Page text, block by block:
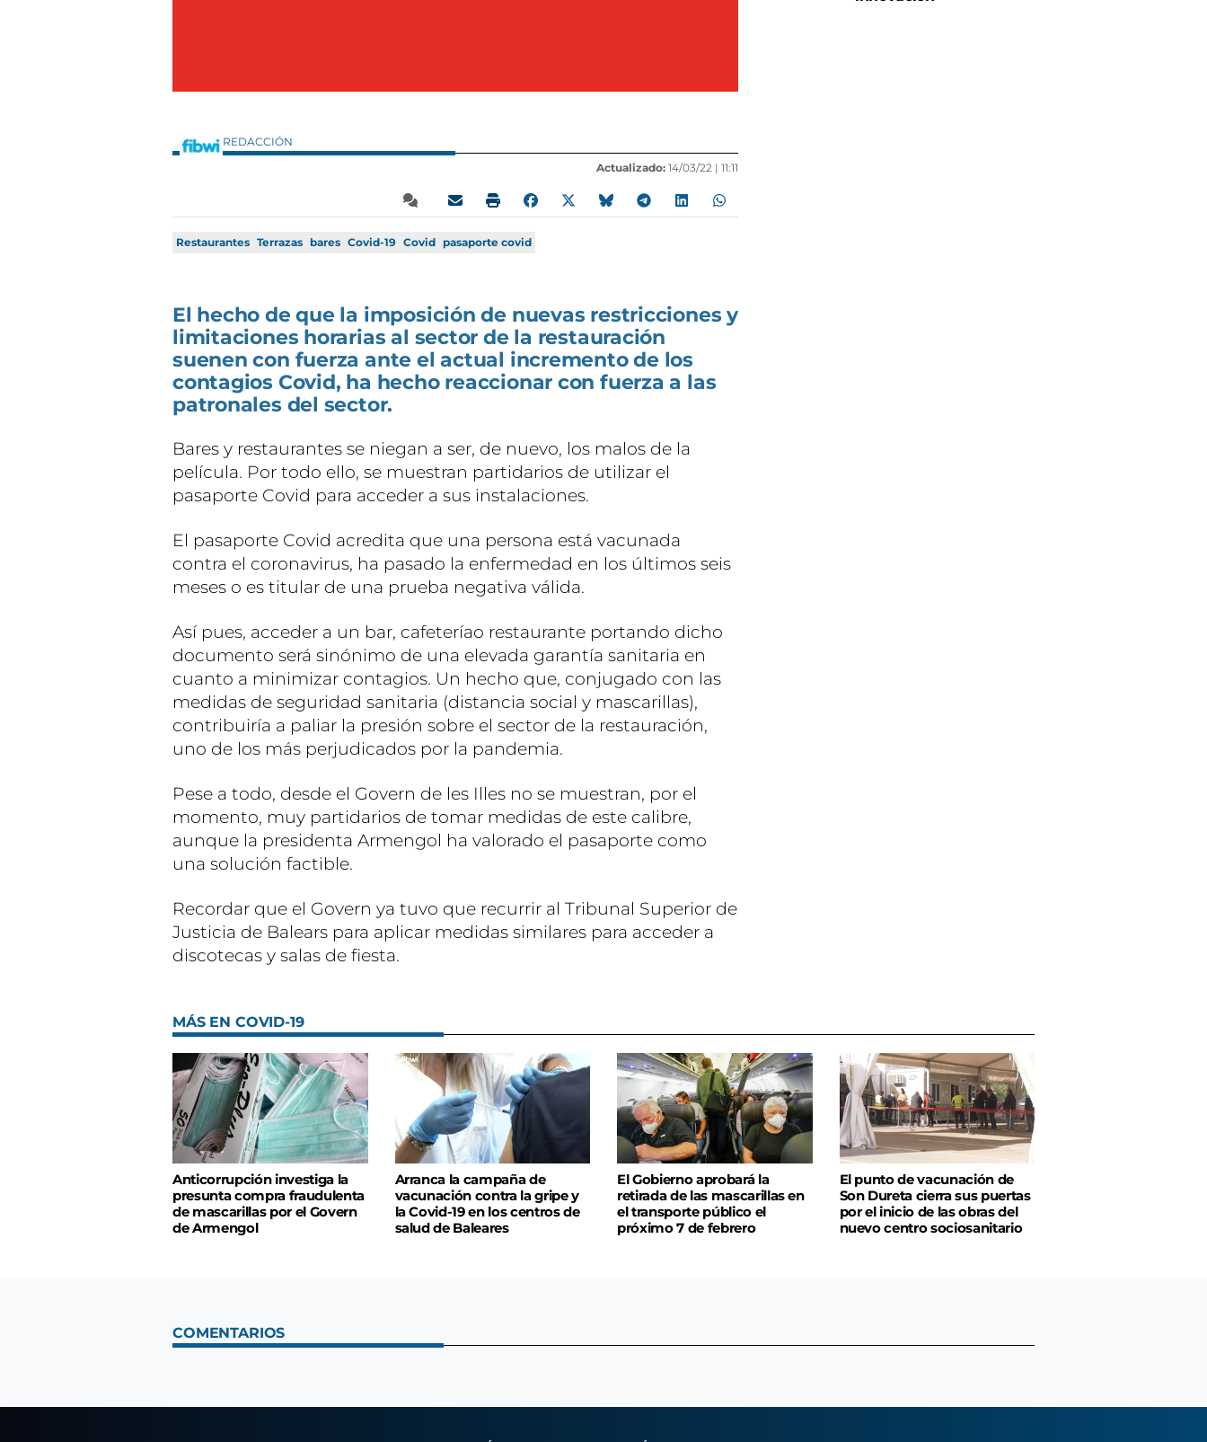
REDACCIÓN
Actualizado: 14/03/22 | 11:11
Restaurantes Terrazas bares Covid-19 Covid pasaporte covid
El hecho de que la imposición de nuevas restricciones y
limitaciones horarias al sector de la restauración
suenen con fuerza ante el actual incremento de los
contagios Covid, ha hecho reaccionar con fuerza a las
patronales del sector.
Bares y restaurantes se niegan a ser, de nuevo, los malos de la
película. Por todo ello, se muestran partidarios de utilizar el
pasaporte Covid para acceder a sus instalaciones.
El pasaporte Covid acredita que una persona está vacunada
contra el coronavirus, ha pasado la enfermedad en los últimos seis
meses o es titular de una prueba negativa válida.
Así pues, acceder a un bar, cafeteríao restaurante portando dicho
documento será sinónimo de una elevada garantía sanitaria en
cuanto a minimizar contagios. Un hecho que, conjugado con las
medidas de seguridad sanitaria (distancia social y mascarillas),
contribuiría a paliar la presión sobre el sector de la restauración,
uno de los más perjudicados por la pandemia.
Pese a todo, desde el Govern de les Illes no se muestran, por el
momento, muy partidarios de tomar medidas de este calibre,
aunque la presidenta Armengol ha valorado el pasaporte como
una solución factible.
Recordar que el Govern ya tuvo que recurrir al Tribunal Superior de
Justicia de Balears para aplicar medidas similares para acceder a
discotecas y salas de fiesta.
MÁS EN COVID-19
Anticorrupción investiga la
presunta compra fraudulenta
de mascarillas por el Govern
de Armengol
Arranca la campaña de
vacunación contra la gripe y
la Covid-19 en los centros de
salud de Baleares
El Gobierno aprobará la
retirada de las mascarillas en
el transporte público el
próximo 7 de febrero
El punto de vacunación de
Son Dureta cierra sus puertas
por el inicio de las obras del
nuevo centro sociosanitario
COMENTARIOS